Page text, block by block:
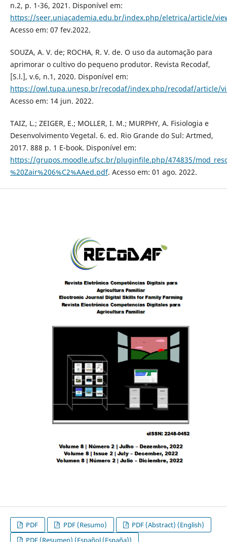
n.2, p. 1-36, 2021. Disponível em:
https://seer.uniacademia.edu.br/index.php/eletrica/article/
Acesso em: 07 fev.2022.
SOUZA, A. V. de; ROCHA, R. V. de. O uso da automação para
aprimorar o cultivo do pequeno produtor. Revista Recodaf,
[S.l.], v.6, n.1, 2020. Disponível em:
https://owl.tupa.unesp.br/recodaf/index.php/recodaf/article/
Acesso em: 14 jun. 2022.
TAIZ, L.; ZEIGER, E.; MOLLER, I. M.; MURPHY, A. Fisiologia e
Desenvolvimento Vegetal. 6. ed. Rio Grande do Sul: Artmed,
2017. 888 p. 1 E-book. Disponível em:
https://grupos.moodle.ufsc.br/pluginfile.php/474835/
%20Zair%206%C2%AAed.pdf. Acesso em: 01 ago. 2022.
PDF PDF (Resumo)
PDF (Abstract) (English)
PDF (Resumen) (Español (España))